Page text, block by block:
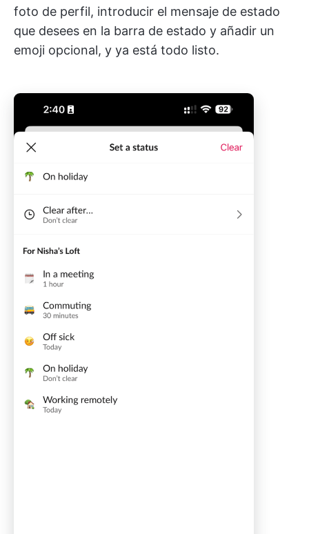
foto de perfil, introducir el mensaje de estado
que desees en la barra de estado y añadir un
emoji opcional, y ya está todo listo.